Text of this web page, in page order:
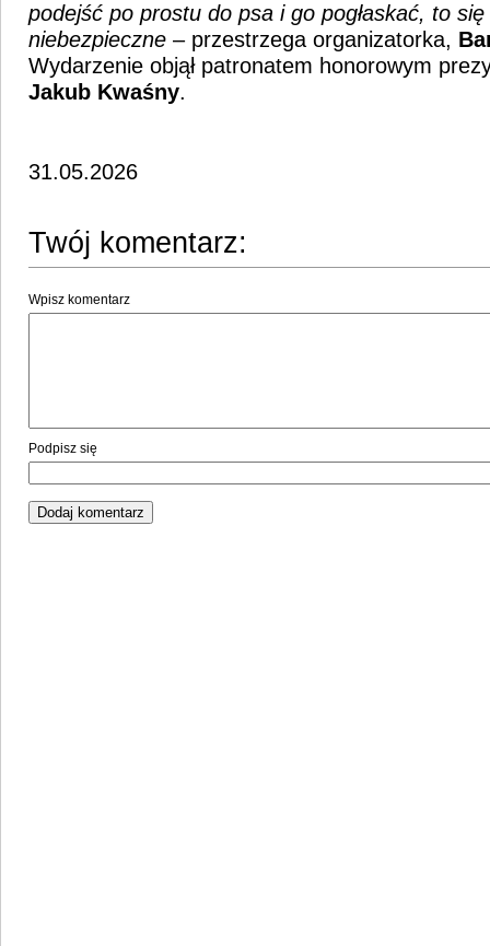
podejść po prostu do psa i go pogłaskać, to
niebezpieczne – przestrzega organizatorka,
Wydarzenie objął patronatem honorowym
Jakub Kwaśny.
31.05.2026
Twój komentarz:
Wpisz komentarz
Podpisz się